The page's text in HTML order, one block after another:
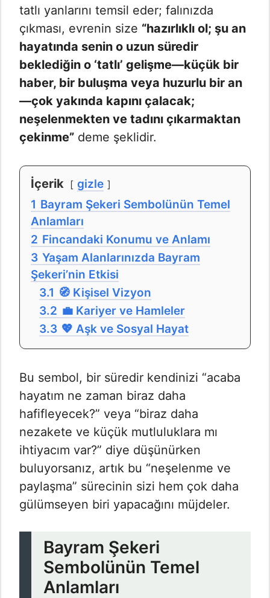
tatlı yanlarını temsil eder; falınızda
çıkması, evrenin size “hazırlıklı ol; şu an
hayatında senin o uzun süredir
beklediğin o ‘tatlı’ gelişme—küçük bir
haber, bir buluşma veya huzurlu bir an
—çok yakında kapını çalacak;
neşelenmekten ve tadını çıkarmaktan
çekinme” deme şeklidir.
İçerik
gizle
1 Bayram Şekeri Sembolünün Temel
Anlamları
2 Fincandaki Konumu ve Anlamı
3 Yaşam Alanlarınızda Bayram
Şekeri’nin Etkisi
3.1 🧭 Kişisel Vizyon
3.2 💼 Kariyer ve Hamleler
3.3 💖 Aşk ve Sosyal Hayat
Bu sembol, bir süredir kendinizi “acaba
hayatım ne zaman biraz daha
hafifleyecek?” veya “biraz daha
nezakete ve küçük mutluluklara mı
ihtiyacım var?” diye düşünürken
buluyorsanız, artık bu “neşelenme ve
paylaşma” sürecinin sizi hem çok daha
gülümseyen biri yapacağını müjdeler.
Bayram Şekeri
Sembolünün Temel
Anlamları